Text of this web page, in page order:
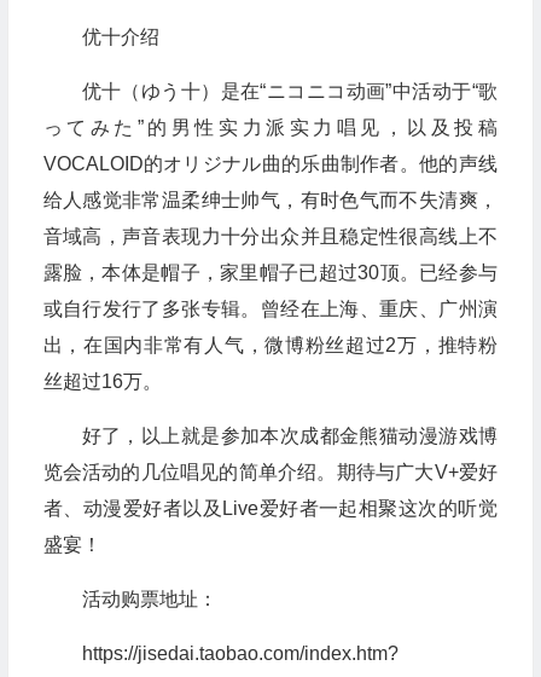
优十介绍
优十（ゆう十）是在“ニコニコ动画”中活动于“歌
ってみた”的男性实力派实力唱见，以及投稿
VOCALOID的オリジナル曲的乐曲制作者。他的声线
给人感觉非常温柔绅士帅气，有时色气而不失清爽，
音域高，声音表现力十分出众并且稳定性很高线上不
露脸，本体是帽子，家里帽子已超过30顶。已经参与
或自行发行了多张专辑。曾经在上海、重庆、广州演
出，在国内非常有人气，微博粉丝超过2万，推特粉
丝超过16万。
好了，以上就是参加本次成都金熊猫动漫游戏博
览会活动的几位唱见的简单介绍。期待与广大V+爱好
者、动漫爱好者以及Live爱好者一起相聚这次的听觉
盛宴！
活动购票地址：
https://jisedai.taobao.com/index.htm?